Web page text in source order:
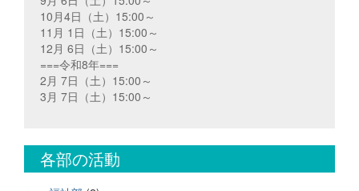
10月4日（土）15:00～
11月 1日（土）15:00～
12月 6日（土）15:00～
===令和8年===
2月 7日（土）15:00～
3月 7日（土）15:00～
各部の活動